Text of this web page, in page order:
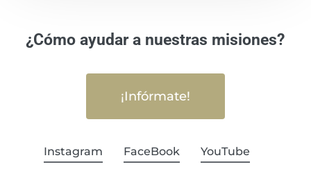
¿Cómo ayudar a nuestras misiones?
¡Infórmate!
Instagram FaceBook YouTube